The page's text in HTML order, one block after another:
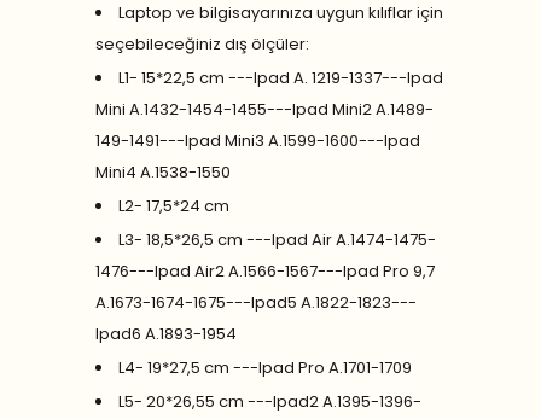
Laptop ve bilgisayarınıza uygun kılıflar için
seçebileceğiniz dış ölçüler:
L1- 15*22,5 cm ---Ipad A. 1219-1337---Ipad
Mini A.1432-1454-1455---Ipad Mini2 A.1489-
149-1491---Ipad Mini3 A.1599-1600---Ipad
Mini4 A.1538-1550
L2- 17,5*24 cm
L3- 18,5*26,5 cm ---Ipad Air A.1474-1475-
1476---Ipad Air2 A.1566-1567---Ipad Pro 9,7
A.1673-1674-1675---Ipad5 A.1822-1823---
Ipad6 A.1893-1954
L4- 19*27,5 cm ---Ipad Pro A.1701-1709
L5- 20*26,55 cm ---Ipad2 A.1395-1396-